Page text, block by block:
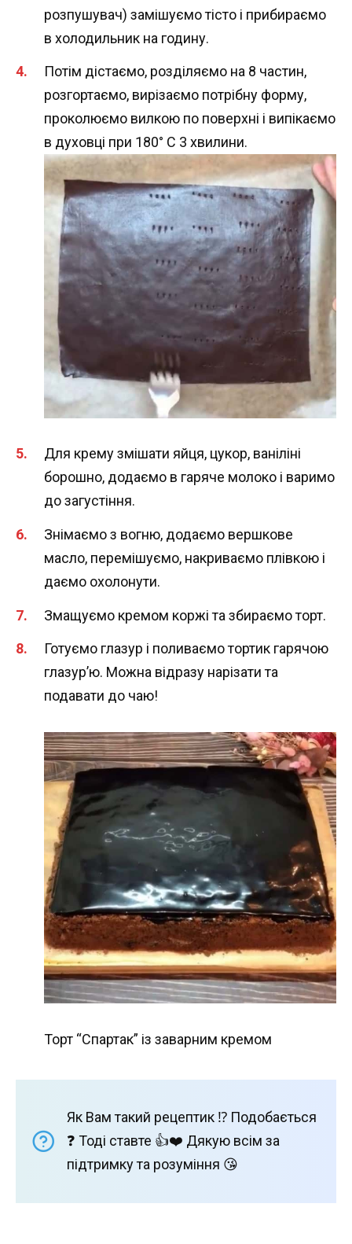
розпушувач) замішуємо тісто і прибираємо
в холодильник на годину.
Потім дістаємо, розділяємо на 8 частин,
розгортаємо, вирізаємо потрібну форму,
проколюємо вилкою по поверхні і випікаємо
в духовці при 180° С 3 хвилини.
Для крему змішати яйця, цукор, ваніліні
борошно, додаємо в гаряче молоко і варимо
до загустіння.
Знімаємо з вогню, додаємо вершкове
масло, перемішуємо, накриваємо плівкою і
даємо охолонути.
Змащуємо кремом коржі та збираємо торт.
Готуємо глазур і поливаємо тортик гарячою
глазур’ю. Можна відразу нарізати та
подавати до чаю!
Торт “Спартак” із заварним кремом
Як Вам такий рецептик ⁉️ Подобається
❓ Тоді ставте 👍❤️ Дякую всім за
підтримку та розуміння 😘